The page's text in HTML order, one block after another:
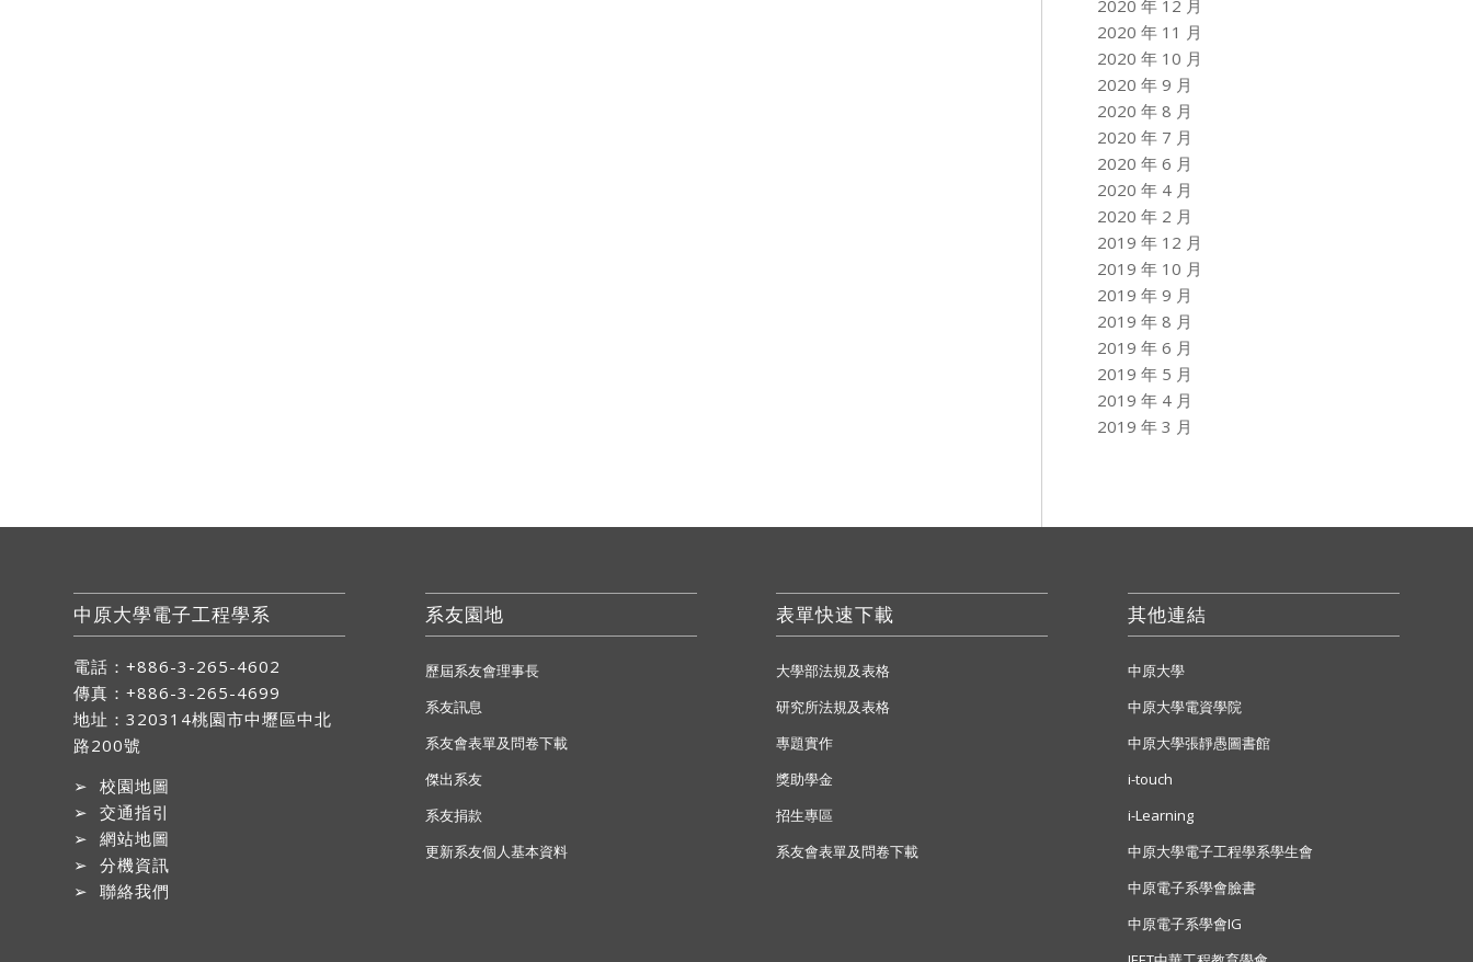
2020 年 12 月
2020 年 11 月
2020 年 10 月
2020 年 9 月
2020 年 8 月
2020 年 7 月
2020 年 6 月
2020 年 4 月
2020 年 2 月
2019 年 12 月
2019 年 10 月
2019 年 9 月
2019 年 8 月
2019 年 6 月
2019 年 5 月
2019 年 4 月
2019 年 3 月
中原大學電子工程學系
電話：+886-3-265-4602
傳真：+886-3-265-4699
地址： 320314桃園市中壢區中北
路200號
➢ 校園地圖
➢ 交通指引
➢ 網站地圖
➢ 分機資訊
➢ 聯絡我們
系友園地
歷屆系友會理事長
系友訊息
系友會表單及問卷下載
傑出系友
系友捐款
更新系友個人基本資料
表單快速下載
大學部法規及表格
研究所法規及表格
專題實作
獎助學金
招生專區
系友會表單及問卷下載
其他連結
中原大學
中原大學電資學院
中原大學張靜愚圖書館
i-touch
i-Learning
中原大學電子工程學系學生會
中原電子系學會臉書
中原電子系學會IG